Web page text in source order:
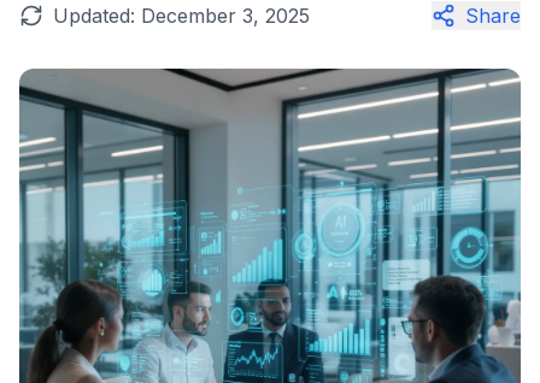
Updated: December 3, 2025 Share